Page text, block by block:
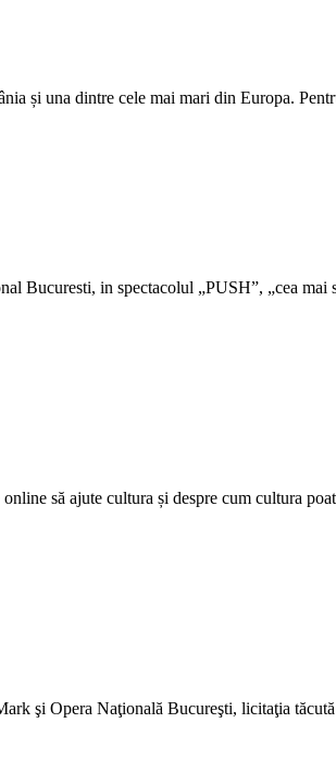
și una dintre cele mai mari din Europa.
Bucuresti, in spectacolul „PUSH”, „cea mai
să ajute cultura și despre cum cultura
şi Opera Naţională Bucureşti, licitaţia